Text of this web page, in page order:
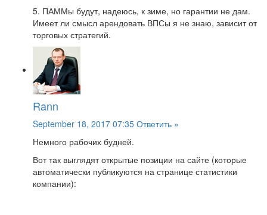
5. ПАММы будут, надеюсь, к зиме, но гарантии не дам.
Имеет ли смысл арендовать ВПСы я не знаю, зависит от
торговых стратегий.
Rann
September 18, 2017 07:35 Ответить »
Немного рабочих будней.
Вот так выглядят открытые позиции на сайте (которые
автоматически публикуются на странице статистики
компании):